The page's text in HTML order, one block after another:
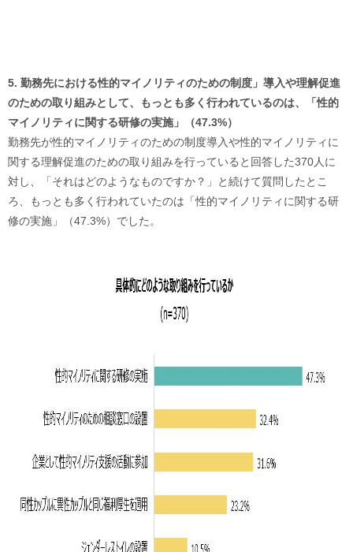
5. 勤務先における性的マイノリティのための制度」導入や理解促進
のための取り組みとして、もっとも多く行われているのは、「性的
マイノリティに関する研修の実施」（47.3%）
勤務先が性的マイノリティのための制度導入や性的マイノリティに
関する理解促進のための取り組みを行っていると回答した370人に
対し、「それはどのようなものですか？」と続けて質問したとこ
ろ、もっとも多く行われていたのは「性的マイノリティに関する研
修の実施」（47.3%）でした。